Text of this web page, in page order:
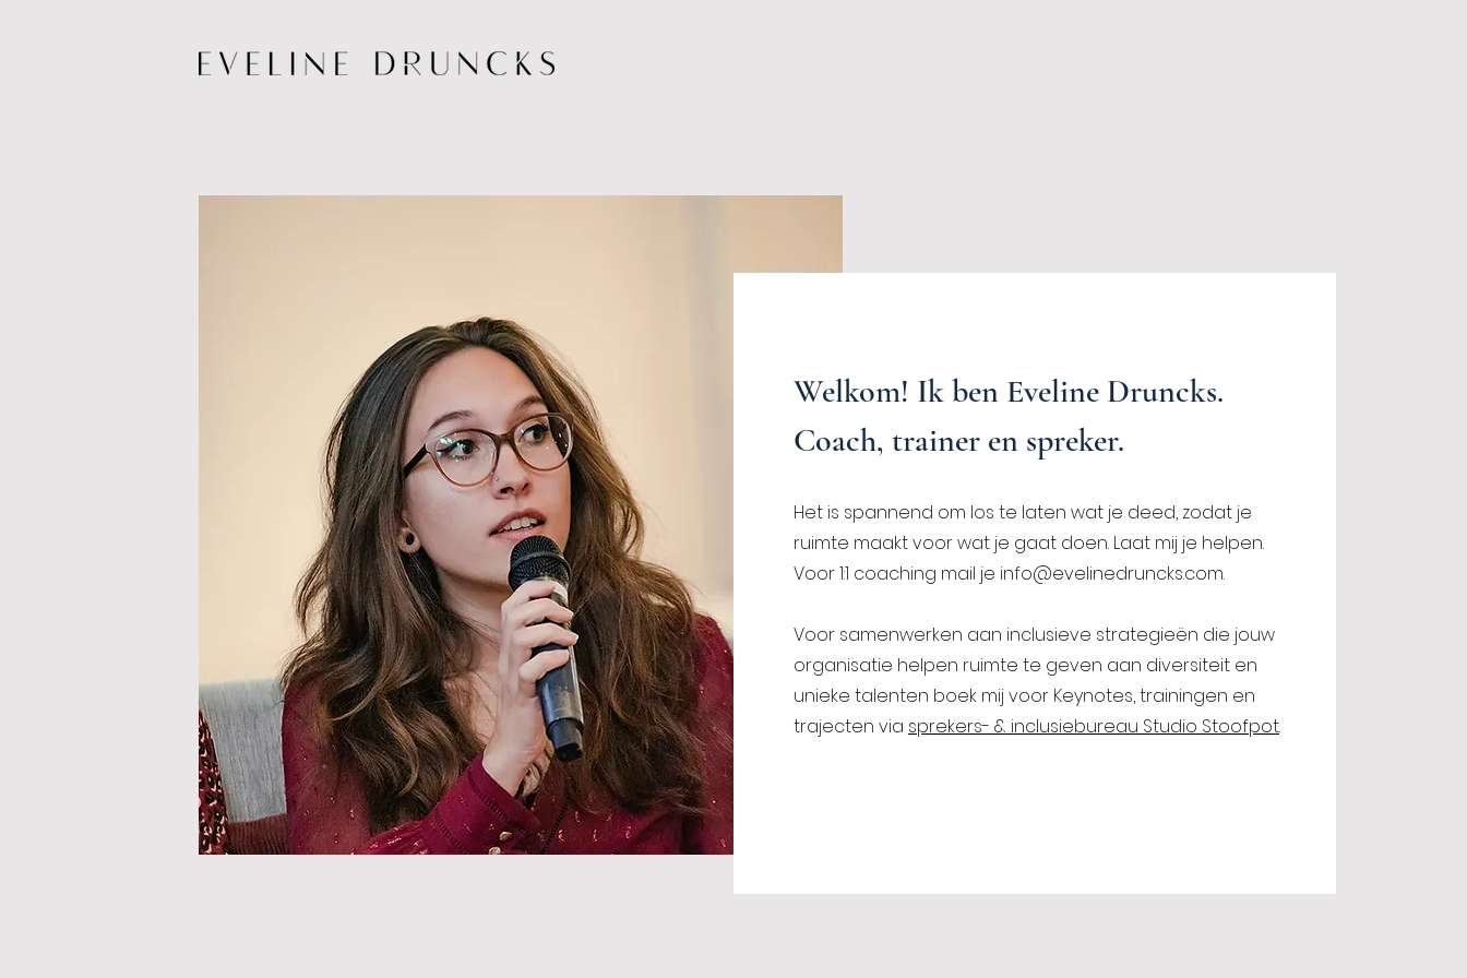
Welkom! Ik ben Eveline Druncks.
Coach, trainer en spreker.
Het is spannend om los te laten wat je deed, zodat je
ruimte maakt voor wat je gaat doen. Laat mij je helpen.
Voor 1:1 coaching mail je info@evelinedruncks.com.
Voor samenwerken aan inclusieve strategieën die jouw
organisatie helpen ruimte te geven aan diversiteit en
unieke talenten boek mij voor Keynotes, trainingen en
trajecten via sprekers- & inclusiebureau Studio Stoofpot.